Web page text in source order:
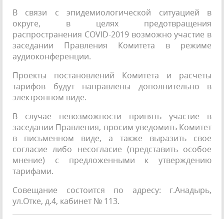
В связи с эпидемиологической ситуацией в
округе, в целях предотвращения
распространения COVID-2019 возможно участие в
заседании Правления Комитета в режиме
аудиоконференции.
Проекты постановлений Комитета и расчеты
тарифов будут направлены дополнительно в
электронном виде.
В случае невозможности принять участие в
заседании Правления, просим уведомить Комитет
в письменном виде, а также выразить свое
согласие либо несогласие (представить особое
мнение) с предложенными к утверждению
тарифами.
Совещание состоится по адресу: г.Анадырь,
ул.Отке, д.4, кабинет № 113.